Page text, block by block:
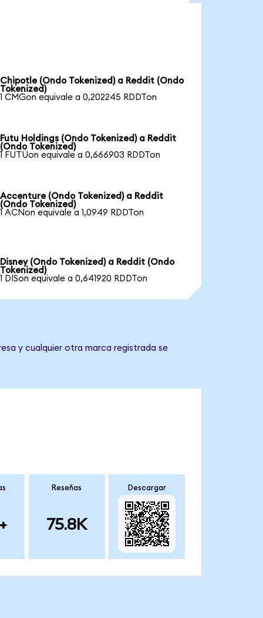
Chipotle (Ondo Tokenized) a Reddit (Ondo
Tokenized)
1 CMGon equivale a 0,202245 RDDTon
Futu Holdings (Ondo Tokenized) a Reddit
(Ondo Tokenized)
1 FUTUon equivale a 0,666903 RDDTon
Accenture (Ondo Tokenized) a Reddit
(Ondo Tokenized)
1 ACNon equivale a 1,0949 RDDTon
Disney (Ondo Tokenized) a Reddit (Ondo
Tokenized)
1 DISon equivale a 0,641920 RDDTon
y cualquier otra marca registrada se
Reseñas
75.8K
Descargar